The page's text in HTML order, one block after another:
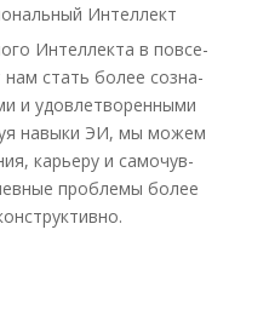
Интеллект
Интел­лек­та в повсе­
стать более созна­
и удо­вле­тво­рен­ны­ми
навы­ки ЭИ, мы можем
карье­ру и само­чув­
про­бле­мы более